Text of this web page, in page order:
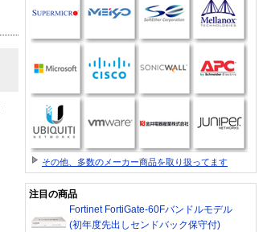
その他、多数のメーカー商品を取り扱ってます
注目の商品
Fortinet FortiGate-60Fバンドルモデル
(初年度先出しセンドバック保守付)